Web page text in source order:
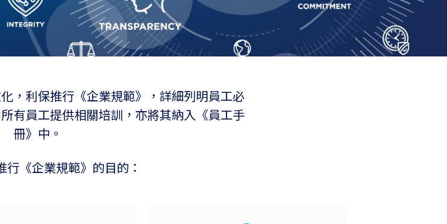
，利保推行《企業規範》，詳細列明員工必
有員工提供相關培訓，亦將其納入《員工手
冊》中。
行《企業規範》的目的：